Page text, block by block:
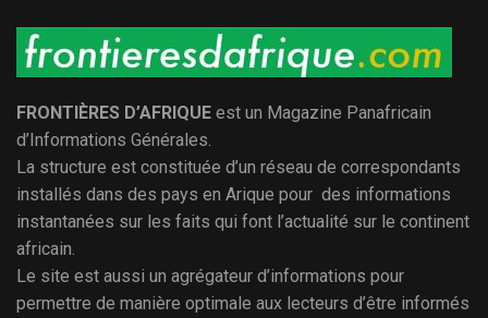
FRONTIÈRES D’AFRIQUE est un Magazine Panafricain
d’Informations Générales.
La structure est constituée d’un réseau de correspondants
installés dans des pays en Arique pour des informations
instantanées sur les faits qui font l’actualité sur le continent
africain.
Le site est aussi un agrégateur d’informations pour
permettre de manière optimale aux lecteurs d’être informés